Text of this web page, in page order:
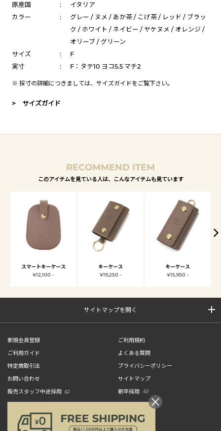
原産国
:
イタリア
カラー
:
グレー / ヌメ / あか茶 / こげ茶 / レッド / ブラッ
ク / ホワイト / ネイビー / ヤケヌメ / オレンジ /
オリーブ / グリーン
サイズ
:
F
実寸
: F：タテ10 ヨコ5.5 マチ2
※ 採寸の詳細につきましては、 サイズガイドをご覧下さい。
> サイズガイド
RECOMMEND ITEM
このアイテムを見ている人は、こんなアイテムも見ています
スマートキーケース
¥12,100 -
キーケース
¥19,250 -
キーケース
¥15,950 -
サイトマップを開く
新規会員登録
ご利用規約
ご利用ガイド
よくある質問
特定商取引法
プライバシーポリシー
お問い合わせ
サイトマップ
販売スタッフ中途採用
新卒採用